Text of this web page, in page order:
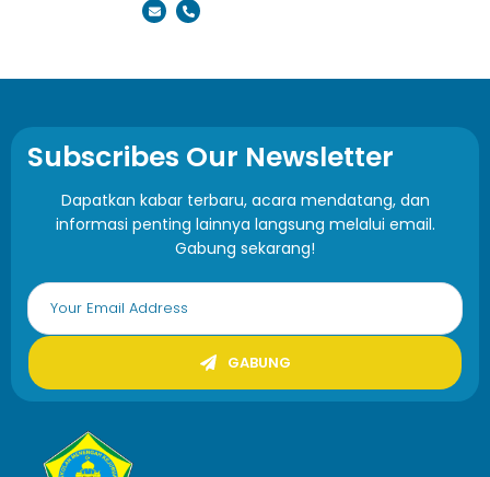
Subscribes Our Newsletter
Dapatkan kabar terbaru, acara mendatang, dan
informasi penting lainnya langsung melalui email.
Gabung sekarang!
GABUNG